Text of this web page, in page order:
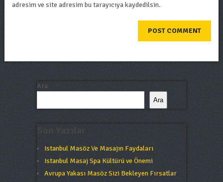
adresim ve site adresim bu tarayıcıya kaydedilsin.
Ara
Ara
Istanbul Masöz Ve Masajın Faydaları
Istanbul Masaj Spa Kültürü ve Önemi
Avrupa Yakası Masöz Sizi Bekleyen Fırsatlar